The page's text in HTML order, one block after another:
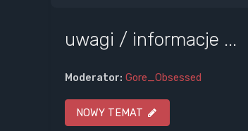
uwagi / informacje ...
Moderator: Gore_Obsessed
NOWY TEMAT